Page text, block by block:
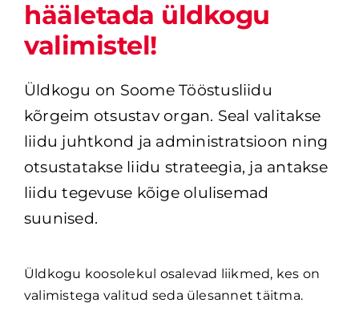
hääletada üldkogu
valimistel!
Üldkogu on Soome Tööstusliidu
kõrgeim otsustav organ. Seal valitakse
liidu juhtkond ja administratsioon ning
otsustatakse liidu strateegia, ja antakse
liidu tegevuse kõige olulisemad
suunised.
Üldkogu koosolekul osalevad liikmed, kes on
valimistega valitud seda ülesannet täitma.